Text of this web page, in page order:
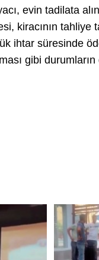
evin tadilata
kiracının tahliye
ihtar süresinde
gibi